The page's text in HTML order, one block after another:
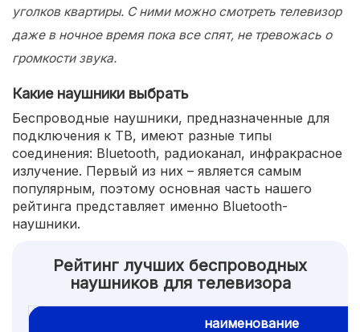
уголков квартиры. С ними можно смотреть телевизор
даже в ночное время пока все спят, не тревожась о
громкости звука.
Какие наушники выбрать
Беспроводные наушники, предназначенные для
подключения к ТВ, имеют разные типы
соединения: Bluetooth, радиоканал, инфракрасное
излучение. Первый из них – является самым
популярным, поэтому основная часть нашего
рейтинга представляет именно Bluetooth-
наушники.
Рейтинг лучших беспроводных
наушников для телевизора
наименование